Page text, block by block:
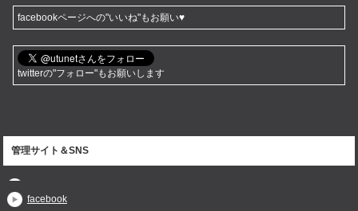
facebookページへの"いいね"もお願い♥
twitterの"フォロー"もお願いします
管理サイト＆SNS
facebook